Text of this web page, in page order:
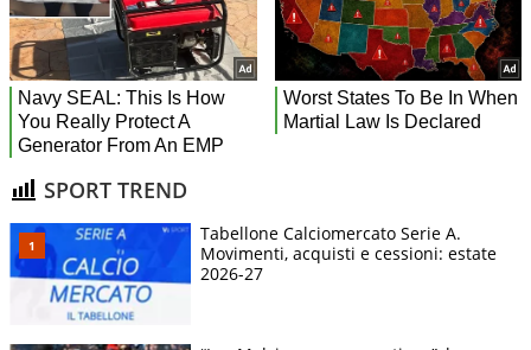
SPORT TREND
Tabellone Calciomercato Serie A.
Movimenti, acquisti e cessioni: estate
2026-27